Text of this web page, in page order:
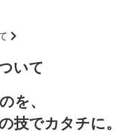
いて
を、
技でカタチに。